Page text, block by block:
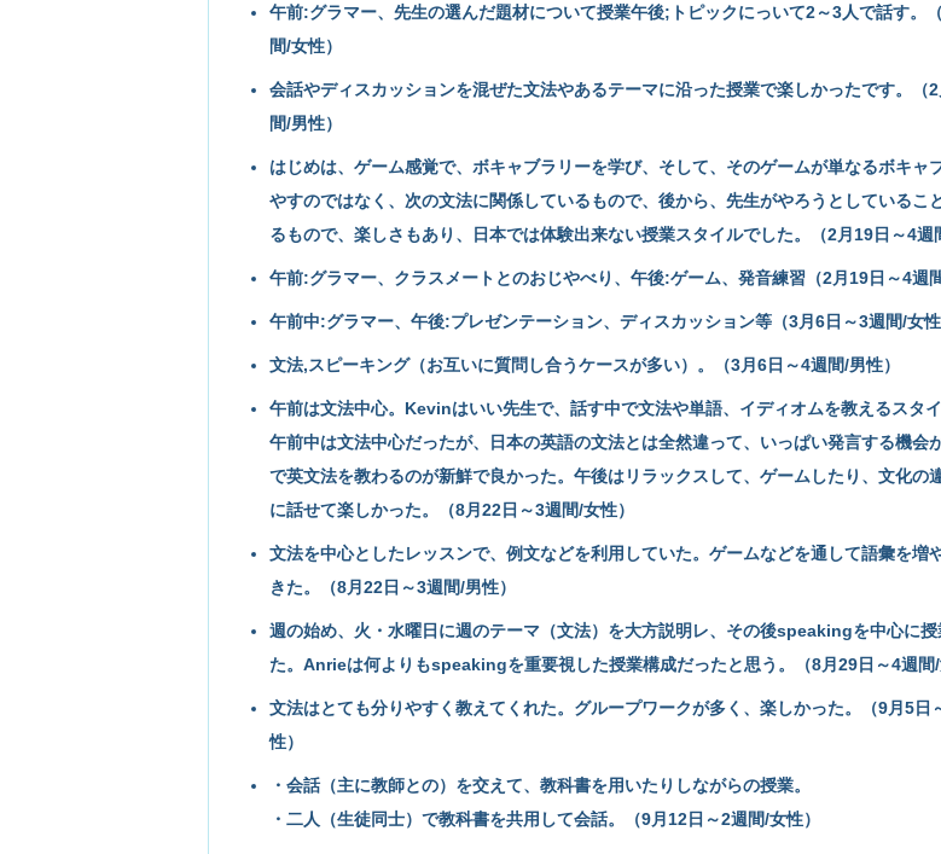
午前:グラマー、先生の選んだ題材について授業午後;トピックにっいて2～3人で話す。
間/女性）
会話やディスカッションを混ぜた文法やあるテーマに沿った授業で楽しかったです。（
間/男性）
はじめは、ゲーム感覚で、ボキャブラリーを学び、そして、そのゲームが単なるボキャ
やすのではなく、次の文法に関係しているもので、後から、先生がやろうとしているこ
るもので、楽しさもあり、日本では体験出来ない授業スタイルでした。（2月19日～4週
午前:グラマー、クラスメートとのおじやべり、午後:ゲーム、発音練習（2月19日～4週間
午前中:グラマー、午後:プレゼンテーション、ディスカッション等（3月6日～3週間/女性
文法,スピーキング（お互いに質問し合うケースが多い）。（3月6日～4週間/男性）
午前は文法中心。Kevinはいい先生で、話す中で文法や単語、イディオムを教えるスタイ
午前中は文法中心だったが、日本の英語の文法とは全然違って、いっぱい発言する機会
で英文法を教わるのが新鮮で良かった。午後はリラックスして、ゲームしたり、文化の
に話せて楽しかった。（8月22日～3週間/女性）
文法を中心としたレッスンで、例文などを利用していた。ゲームなどを通して語彙を増
きた。（8月22日～3週間/男性）
週の始め、火・水曜日に週のテーマ（文法）を大方説明レ、その後speakingを中心に
た。Anrieは何よりもspeakingを重要視した授業構成だったと思う。（8月29日～4週間/
文法はとても分りやすく教えてくれた。グループワークが多く、楽しかった。（9月5日
性）
・会話（主に教師との）を交えて、教科書を用いたりしながらの授業。
・二人（生徒同士）で教科書を共用して会話。（9月12日～2週間/女性）